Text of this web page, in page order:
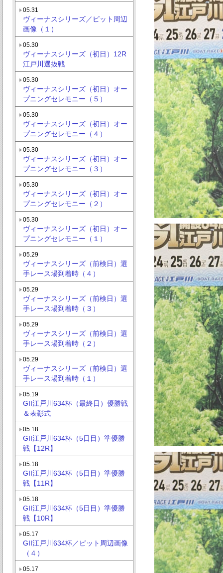
05.31
ヴィーナスシリーズ／ピット周辺
画像（１）
05.30
ヴィーナスシリーズ（初日）12R
江戸川選抜戦
05.30
ヴィーナスシリーズ（初日）オー
プニングセレモニー（５）
05.30
ヴィーナスシリーズ（初日）オー
プニングセレモニー（４）
05.30
ヴィーナスシリーズ（初日）オー
プニングセレモニー（３）
05.30
ヴィーナスシリーズ（初日）オー
プニングセレモニー（２）
05.30
ヴィーナスシリーズ（初日）オー
プニングセレモニー（１）
05.29
ヴィーナスシリーズ（前検日）選
手レース場到着時（４）
05.29
ヴィーナスシリーズ（前検日）選
手レース場到着時（３）
05.29
ヴィーナスシリーズ（前検日）選
手レース場到着時（２）
05.29
ヴィーナスシリーズ（前検日）選
手レース場到着時（１）
05.19
GII江戸川634杯（最終日）優勝戦
＆表彰式
05.18
GII江戸川634杯（5日目）準優勝
戦【12R】
05.18
GII江戸川634杯（5日目）準優勝
戦【11R】
05.18
GII江戸川634杯（5日目）準優勝
戦【10R】
05.17
GII江戸川634杯／ピット周辺画像
（４）
05.17